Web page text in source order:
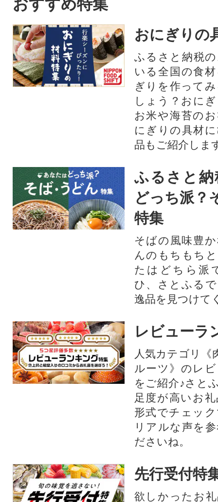
作っている農家が自信を持っ
てお届けします。
おすすめ特集
おにぎりの
ふるさと納税
いる全国の食
ぎりを作って
しょう？おに
お米や海苔の
にぎりの具材
品もご紹介しま
ふるさと
どっち派？
特集
そばの風味豊
んのもちもち
たはどちら派
ひ、さとふる
逸品を見つけて
レビューラ
人気カテゴリ《
ルーツ》のレ
をご紹介♪さと
足度が高いお
形式でチェッ
リアルな声を
ださいね。
先行受付特
欲しかったお